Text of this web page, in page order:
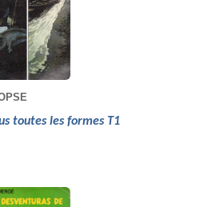
toutes les formes T1